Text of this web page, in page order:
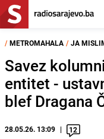
/ METROMAHALA / JA
Savez
entitet -
blef Dragana
28.05.26. 13:09 12